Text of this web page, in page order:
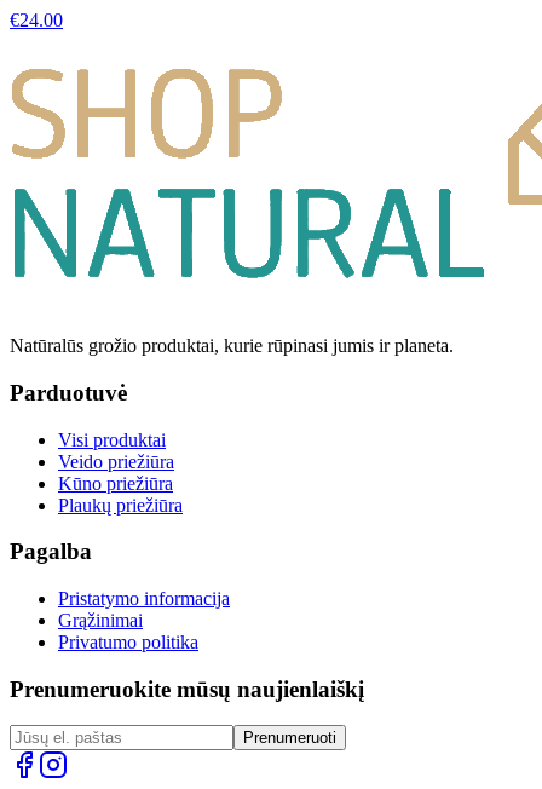
€24.00
Natūralūs grožio produktai, kurie rūpinasi jumis ir planeta.
Parduotuvė
Visi produktai
Veido priežiūra
Kūno priežiūra
Plaukų priežiūra
Pagalba
Pristatymo informacija
Grąžinimai
Privatumo politika
Prenumeruokite mūsų naujienlaiškį
Prenumeruoti